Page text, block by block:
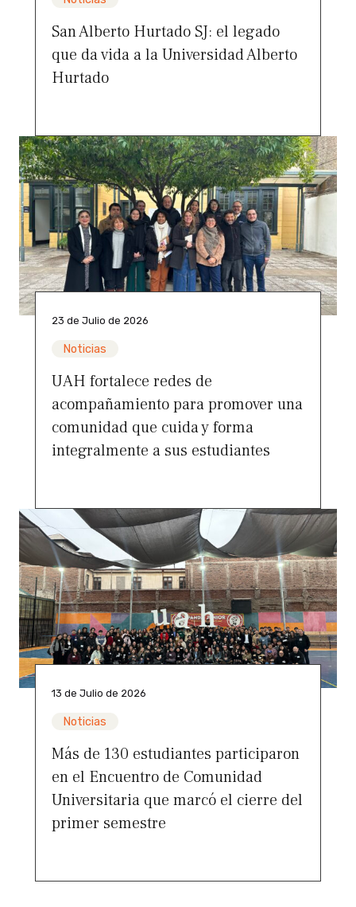
San Alberto Hurtado SJ: el legado
que da vida a la Universidad Alberto
Hurtado
23 de Julio de 2026
Noticias
UAH fortalece redes de
acompañamiento para promover una
comunidad que cuida y forma
integralmente a sus estudiantes
13 de Julio de 2026
Noticias
Más de 130 estudiantes participaron
en el Encuentro de Comunidad
Universitaria que marcó el cierre del
primer semestre